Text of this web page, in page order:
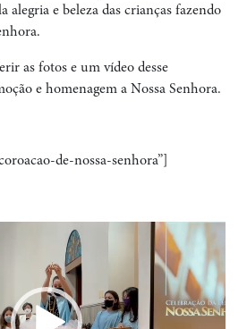
alegria e beleza das crianças fazendo
as fotos e um vídeo desse
e homenagem a Nossa Senhora.
de-nossa-senhora”]